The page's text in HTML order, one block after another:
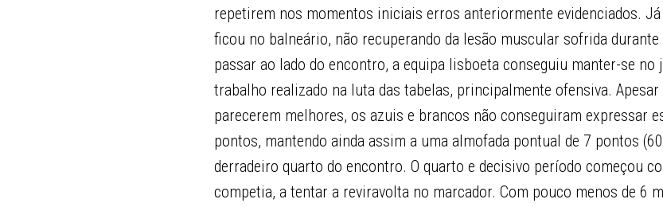
repetirem nos momentos iniciais erros anteriormente evidenciados.
ficou no balneário, não recuperando da lesão muscular sofrida durante
passar ao lado do encontro, a equipa lisboeta conseguiu manter-se no
trabalho realizado na luta das tabelas, principalmente ofensiva. Apesar
parecerem melhores, os azuis e brancos não conseguiram expressar
pontos, mantendo ainda assim a uma almofada pontual de 7 pontos
derradeiro quarto do encontro. O quarto e decisivo período começou
competia, a tentar a reviravolta no marcador. Com pouco menos de 6